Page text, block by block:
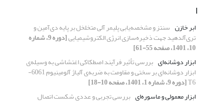
ا
ابر خازن سنتز و مشخصه‌یابی پلیمر آلی متخلخل بر پایه دی‌آمین و
تری‌آلدهید جهت ذخیره‌سازی انرژی الکتروشیمیایی [دوره 9، شماره
10، 1401، صفحه 55-61]
ابزار دوشانه‌ای بررسی تأثیر فرآیند اصطکاکی اغتشاشی به وسیله‌ی
ابزار دوشانه‌ای بر سختی و مقاومت به ضربه‌ی آلیاژ آلومینیوم 6061-
T6[دوره 9، شماره 1، 1401، صفحه 10-18]
ابزار معمولی و ماسوره‌ای بررسی تجربی و عددی شکست اتصال